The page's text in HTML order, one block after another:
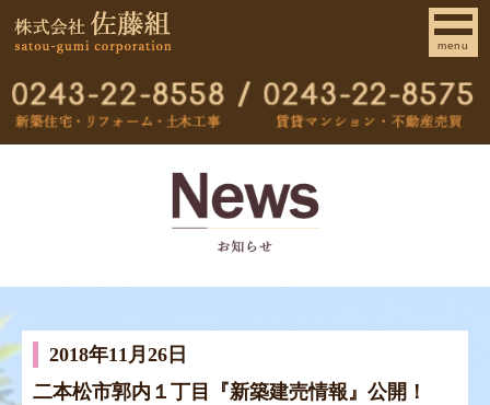
menu
2018年11月26日
二本松市郭内１丁目『新築建売情報』公開！